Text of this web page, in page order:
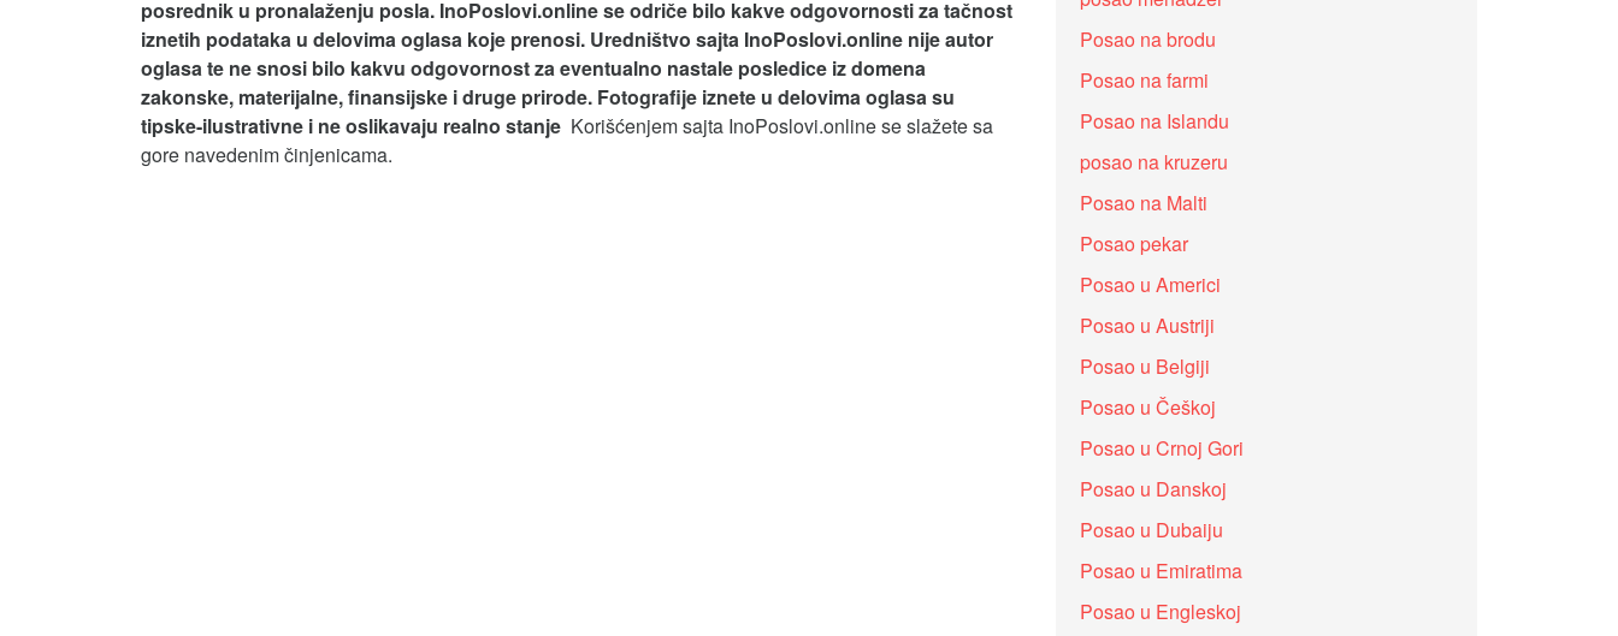
posrednik u pronalaženju posla. InoPoslovi.online se odriče bilo kakve odgovornosti za tačnost
iznetih podataka u delovima oglasa koje prenosi. Uredništvo sajta InoPoslovi.online nije autor
oglasa te ne snosi bilo kakvu odgovornost za eventualno nastale posledice iz domena
zakonske, materijalne, finansijske i druge prirode. Fotografije iznete u delovima oglasa su
tipske-ilustrativne i ne oslikavaju realno stanje Korišćenjem sajta InoPoslovi.online se slažete sa
gore navedenim činjenicama.
Posao na brodu
Posao na farmi
Posao na Islandu
posao na kruzeru
Posao na Malti
Posao pekar
Posao u Americi
Posao u Austriji
Posao u Belgiji
Posao u Češkoj
Posao u Crnoj Gori
Posao u Danskoj
Posao u Dubaiju
Posao u Emiratima
Posao u Engleskoj